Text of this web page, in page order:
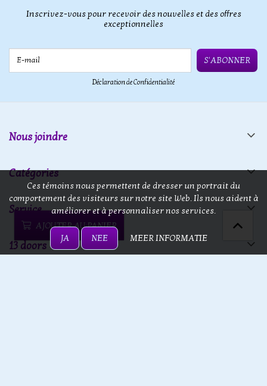
AJOUTER AU PANIER
Inscrivez-vous pour recevoir des nouvelles et des offres
exceptionnelles
S'ABONNER
Déclaration de Confidentialité
Nous joindre
Catégories
Service
13 doors
Ces témoins nous permettent de dresser un portrait du
comportement des visiteurs sur notre site Web. Ils nous aident à
améliorer et à personnaliser nos services.
JA NEE MEER INFORMATIE